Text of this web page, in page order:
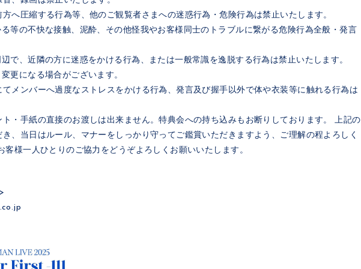
へ圧縮する行為等、他のご観覧者さまへの迷惑行為・危険行為は禁止いたします。
等の不快な接触、泥酔、その他怪我やお客様同士のトラブルに繋がる危険行為全般・発言
で、近隣の方に迷惑をかける行為、または一般常識を逸脱する行為は禁止いたします。
更になる場合がございます。
メンバーへ過度なストレスをかける行為、発言及び握手以外で体や衣装等に触れる行為は
・手紙の直接のお渡しは出来ません。特典会への持ち込みもお断りしております。 上記の
、当日はルール、マナーをしっかり守ってご鑑賞いただきますよう、ご理解の程よろしく
客様一人ひとりのご協力をどうぞよろしくお願いいたします。